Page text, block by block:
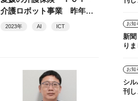
介護ロボット事業 昨年度
予算３倍に
2023年 AI ICT お知
新
りま
お知
シ
刊し